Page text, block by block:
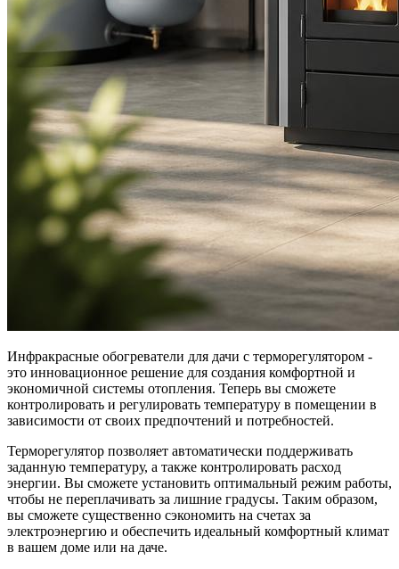
Инфракрасные обогреватели для дачи с терморегулятором -
это инновационное решение для создания комфортной и
экономичной системы отопления. Теперь вы сможете
контролировать и регулировать температуру в помещении в
зависимости от своих предпочтений и потребностей.
Терморегулятор позволяет автоматически поддерживать
заданную температуру, а также контролировать расход
энергии. Вы сможете установить оптимальный режим работы,
чтобы не переплачивать за лишние градусы. Таким образом,
вы сможете существенно сэкономить на счетах за
электроэнергию и обеспечить идеальный комфортный климат
в вашем доме или на даче.